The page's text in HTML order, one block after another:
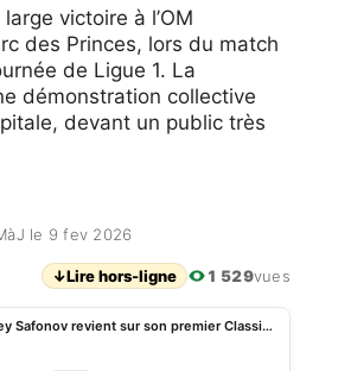
victoire à l’OM
des Princes, lors du match
de Ligue 1. La
démonstration collective
devant un public très
le 9 fev 2026
↓Lire hors-ligne 1 529vues
Matvey Safonov revient sur son premier Classique PSG–OM en Ligue 1